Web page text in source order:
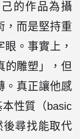
的作品為攝
，而是堅持重
。事實上，
的雕塑」，但
。真正讓他感
性質（basic
後尋找能取代